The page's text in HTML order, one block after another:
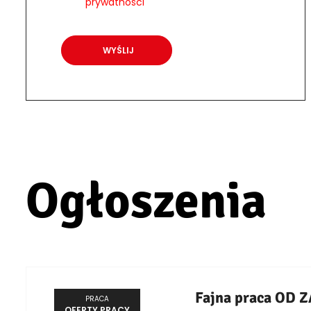
Ogłoszenia
PRACA Fajna praca OD